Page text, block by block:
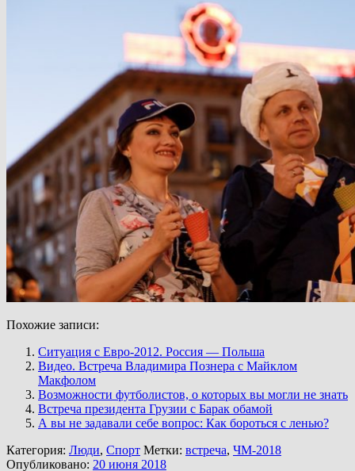
Похожие записи:
Ситуация с Евро-2012. Россия — Польша
Видео. Встреча Владимира Познера с Майклом
Макфолом
Возможности футболистов, о которых вы могли не знать
Встреча президента Грузии с Барак обамой
А вы не задавали себе вопрос: Как бороться с ленью?
Категория: Люди, Спорт Метки: встреча, ЧМ-2018
Опубликовано: 20 июня 2018